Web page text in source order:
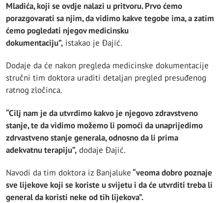
Mladića, koji se ovdje nalazi u pritvoru. Prvo ćemo
porazgovarati sa njim, da vidimo kakve tegobe ima, a zatim
ćemo pogledati njegov medicinsku
dokumentaciju”, istakao je Đajić.
Dodaje da će nakon pregleda medicinske dokumentacije
stručni tim doktora uraditi detaljan pregled presuđenog
ratnog zločinca.
“Cilj nam je da utvrdimo kakvo je njegovo zdravstveno
stanje, te da vidimo možemo li pomoći da unaprijedimo
zdrvastveno stanje generala, odnosno da li prima
adekvatnu terapiju”, dodaje Đajić.
Navodi da tim doktora iz Banjaluke“veoma dobro poznaje
sve lijekove koji se koriste u svijetu i da će utvrditi treba li
general da koristi neke od tih lijekova”.